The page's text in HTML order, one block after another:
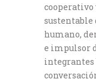
cooperativo
sustentable
humano,
e impulsor
integrantes